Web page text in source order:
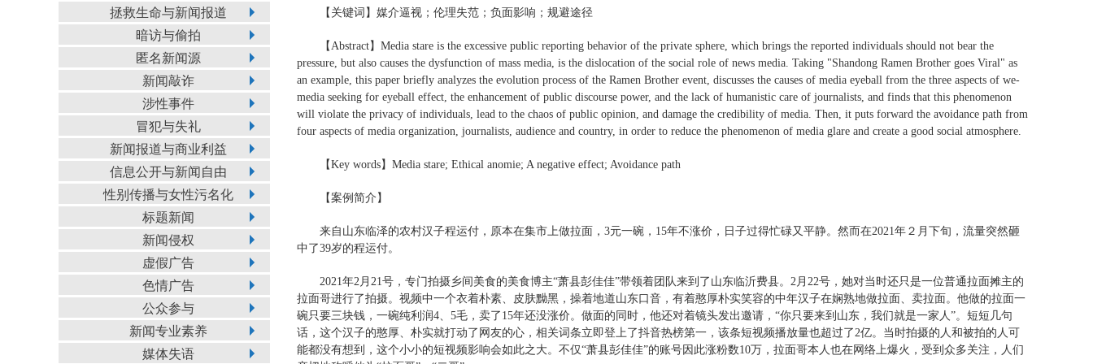
拯救生命与新闻报道
暗访与偷拍
匿名新闻源
新闻敲诈
涉性事件
冒犯与失礼
新闻报道与商业利益
信息公开与新闻自由
性别传播与女性污名化
标题新闻
新闻侵权
虚假广告
色情广告
公众参与
新闻专业素养
媒体失语
【关键词】媒介逼视；伦理失范；负面影响；规避途径
【Abstract】Media stare is the excessive public reporting behavior of the private sphere, which brings the reported individuals should not bear the
pressure, but also causes the dysfunction of mass media, is the dislocation of the social role of news media. Taking "Shandong Ramen Brother goes Viral" as
an example, this paper briefly analyzes the evolution process of the Ramen Brother event, discusses the causes of media eyeball from the three aspects of we-
media seeking for eyeball effect, the enhancement of public discourse power, and the lack of humanistic care of journalists, and finds that this phenomenon
will violate the privacy of individuals, lead to the chaos of public opinion, and damage the credibility of media. Then, it puts forward the avoidance path from
four aspects of media organization, journalists, audience and country, in order to reduce the phenomenon of media glare and create a good social atmosphere.
【Key words】Media stare; Ethical anomie; A negative effect; Avoidance path
【案例简介】
来自山东临泽的农村汉子程运付，原本在集市上做拉面，3元一碗，15年不涨价，日子过得忙碌又平静。然而在2021年２月下旬，流量突然砸
中了39岁的程运付。
2021年2月21号，专门拍摄乡间美食的美食博主“萧县彭佳佳”带领着团队来到了山东临沂费县。2月22号，她对当时还只是一位普通拉面摊主的
拉面哥进行了拍摄。视频中一个衣着朴素、皮肤黝黑，操着地道山东口音，有着憨厚朴实笑容的中年汉子在娴熟地做拉面、卖拉面。他做的拉面一
碗只要三块钱，一碗纯利润4、5毛，卖了15年还没涨价。做面的同时，他还对着镜头发出邀请，“你只要来到山东，我们就是一家人”。短短几句
话，这个汉子的憨厚、朴实就打动了网友的心，相关词条立即登上了抖音热榜第一，该条短视频播放量也超过了2亿。当时拍摄的人和被拍的人可
能都没有想到，这个小小的短视频影响会如此之大。不仅“萧县彭佳佳”的账号因此涨粉数10万，拉面哥本人也在网络上爆火，受到众多关注，人们